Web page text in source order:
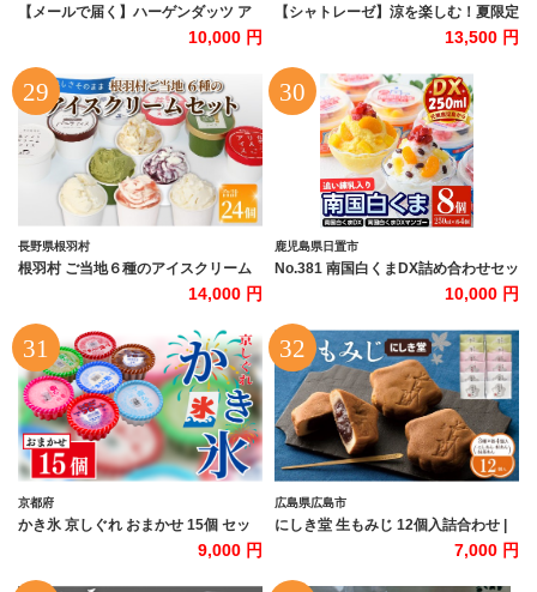
【メールで届く】ハーゲンダッツ ア
イスクリーム『コンビニ交換専用チケ
ット 6個交換（ローソン）』_H-
rogift106
10,000 円
【シャトレーゼ】涼を楽しむ！夏限定
アイスバー6種セット 季節限定 夏限
定 シャトレーゼ アイスバー かき氷バ
ー 果実食感バー スイーツ 食べ比べ セ
ット 詰め合わせ
13,500 円
長野県根羽村
根羽村 ご当地６種のアイスクリーム
セット 24個 生ソフトクリームアイス
バニラアイス 西尾抹茶 抹茶 りんご 紅
ほっぺ いちご 苺アイス ブルーベリー
フレーバー 詰め合わせ 根羽村 ネバー
ランド 14000円
14,000 円
鹿児島県日置市
No.381 南国白くまDX詰め合わせセッ
ト！南国白くま(250ml×4個)南国白く
まマンゴー(250ml×4個)計8個のセッ
ト！SDX-38 鹿児島 日置市 特産品 か
き氷 氷菓【セイカ食品】
10,000 円
京都府
かき氷 京しぐれ おまかせ 15個 セッ
ト アイス カップ デザート スイーツ
レトロ シャーベット ジェラート アイ
スクリーム 京都産 旬 夏 冬 熱中症予
9,000 円
広島県広島市
にしき堂 生もみじ 12個入詰合わせ |
もみじ饅頭 生もみじ 和菓子 広島銘菓
にしき堂 もちもち食感 和スイーツ お
土産菓子 ご当地スイーツ お茶請け ギ
7,000 円